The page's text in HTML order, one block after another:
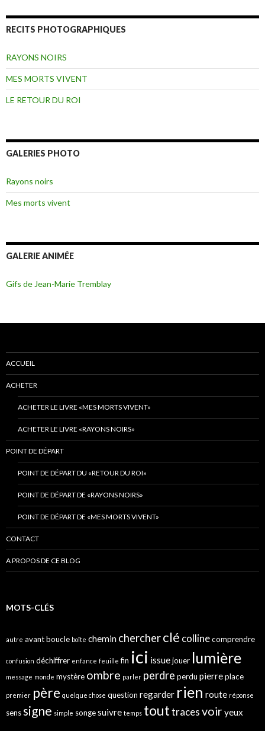
RECITS PHOTOGRAPHIQUES
RAYONS NOIRS
MES MORTS VIVENT
LE RETOUR DU ROI
GALERIES PHOTO
Rayons noirs
Mes morts vivent
GALERIE ANIMÉE
Gifs de Jean-Marie Tremblay
ACCUEIL
ACHETER
ACHETER LE LIVRE «MES MORTS VIVENT»
ACHETER LE LIVRE «RAYONS NOIRS»
POINT DE DÉPART
POINT DE DÉPART DU «RETOUR DU ROI»
POINT DE DÉPART DE «RAYONS NOIRS»
POINT DE DÉPART DE «MES MORTS VIVENT»
CONTACT
A PROPOS DE CE BLOG
MOTS-CLÉS
autre avantboucle boîte chemin chercherclé collinecomprendre
confusion déchiffrer enfance feuille fin ici issuejouer lumière
message monde mystère ombre parler perdre perdu pierreplace
premier père quelque chose question regarder rien route réponse
senssigne simple songesuivre temps touttracesvoir yeux